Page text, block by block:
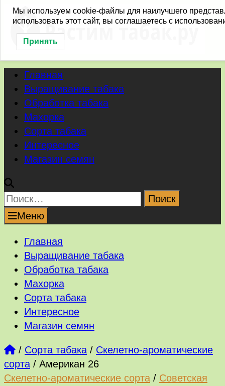
Перейти
содержимому
Главная
Выращивание табака
Обработка табака
Махорка
Сорта табака
Интересное
Магазин семян
Найти:
Меню
Главная
Выращивание табака
Обработка табака
Махорка
Сорта табака
Интересное
Магазин семян
/ Сорта табака / Скелетно-ароматические
сорта / Американ 26
Скелетно-ароматические сорта / Советская
Мы используем cookie-файлы для наилучшего
использовать этот сайт, вы соглашаетесь с
Принять